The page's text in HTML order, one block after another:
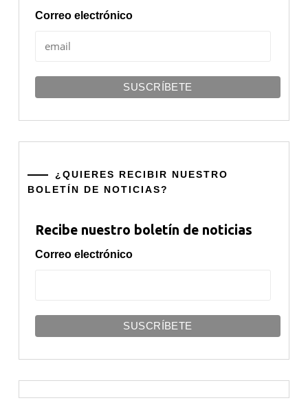
Correo electrónico
¿QUIERES RECIBIR NUESTRO
BOLETÍN DE NOTICIAS?
Recibe nuestro boletín de noticias
Correo electrónico